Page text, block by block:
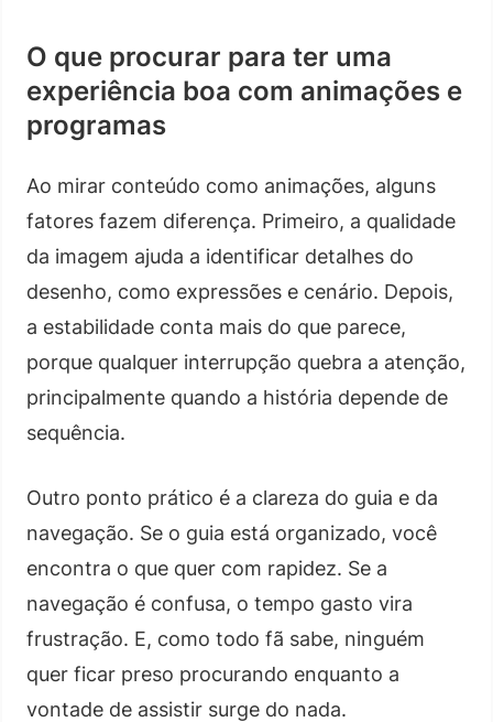
O que procurar para ter uma
experiência boa com animações e
programas
Ao mirar conteúdo como animações, alguns
fatores fazem diferença. Primeiro, a qualidade
da imagem ajuda a identificar detalhes do
desenho, como expressões e cenário. Depois,
a estabilidade conta mais do que parece,
porque qualquer interrupção quebra a atenção,
principalmente quando a história depende de
sequência.
Outro ponto prático é a clareza do guia e da
navegação. Se o guia está organizado, você
encontra o que quer com rapidez. Se a
navegação é confusa, o tempo gasto vira
frustração. E, como todo fã sabe, ninguém
quer ficar preso procurando enquanto a
vontade de assistir surge do nada.